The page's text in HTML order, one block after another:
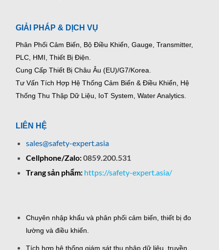
GIẢI PHÁP & DỊCH VỤ
Phân Phối Cảm Biến, Bộ Điều Khiển, Gauge, Transmitter,
PLC, HMI, Thiết Bị Điện.
Cung Cấp Thiết Bị Châu Âu (EU)/G7/Korea.
Tư Vấn Tích Hợp Hệ Thống Cảm Biến & Điều Khiển, Hệ
Thống Thu Thập Dữ Liệu, IoT System, Water Analytics.
LIÊN HỆ
sales@safety-expert.asia
Cellphone/Zalo:0859.200.531
Trang sản phẩm: https://safety-expert.asia/
Chuyên nhập khẩu và phân phối cảm biến, thiết bị đo
lường và điều khiển.
Tích hợp hệ thống giám sát thu nhập dữ liệu, truyền